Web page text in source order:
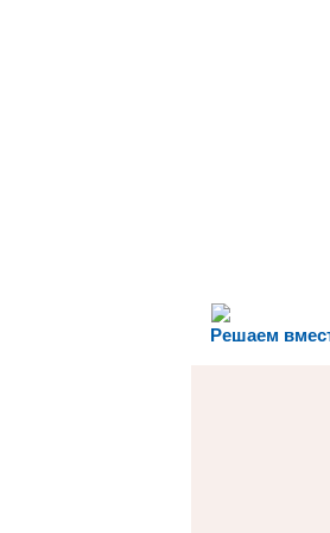
Решаем